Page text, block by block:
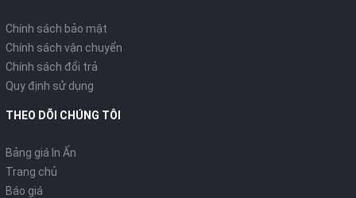
Chính sách bảo mật
Chính sách vận chuyển
Chính sách đổi trả
Quy định sử dụng
THEO DÕI CHÚNG TÔI
Bảng giá In Ấn
Trang chủ
Báo giá